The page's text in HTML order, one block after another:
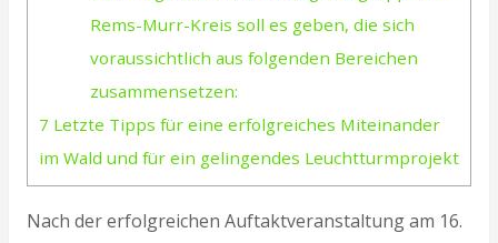
Rems-Murr-Kreis soll es geben, die sich
voraussichtlich aus folgenden Bereichen
zusammensetzen:
7 Letzte Tipps für eine erfolgreiches Miteinander
im Wald und für ein gelingendes Leuchtturmprojekt
Nach der erfolgreichen Auftaktveranstaltung am 16.